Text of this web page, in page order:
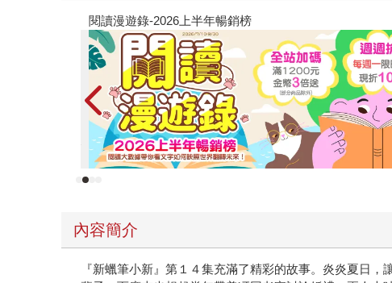
原本只是跟全校第一美少女商量彼此摯友的戀愛煩惱
的存在（１）
內容簡介
『新蠟筆小新』第１４集充滿了精彩的故事。炎炎夏日